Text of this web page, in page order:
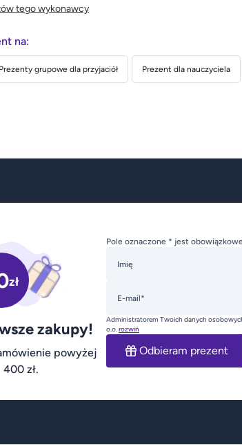
tego wykonawcy
na:
Prezenty grupowe dla przyjaciół Prezent dla nauczyciela
zł
zakupy!
powyżej
400 zł.
Pole oznaczone * jest
Imię
E-mail*
Administratorem Twoich danych
o.o.rozwiń
Odbieram prezent